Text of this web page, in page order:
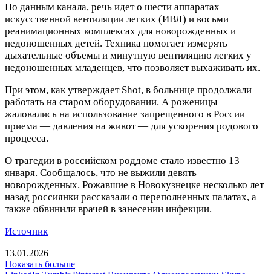
По данным канала, речь идет о шести аппаратах
искусственной вентиляции легких (ИВЛ) и восьми
реанимационных комплексах для новорожденных и
недоношенных детей. Техника помогает измерять
дыхательные объемы и минутную вентиляцию легких у
недоношенных младенцев, что позволяет выхаживать их.
При этом, как утверждает Shot, в больнице продолжали
работать на старом оборудовании. А роженицы
жаловались на использование запрещенного в России
приема — давления на живот — для ускорения родового
процесса.
О трагедии в российском роддоме стало известно 13
января. Сообщалось, что не выжили девять
новорожденных. Рожавшие в Новокузнецке несколько лет
назад россиянки рассказали о переполненных палатах, а
также обвинили врачей в занесении инфекции.
Источник
13.01.2026
Показать больше